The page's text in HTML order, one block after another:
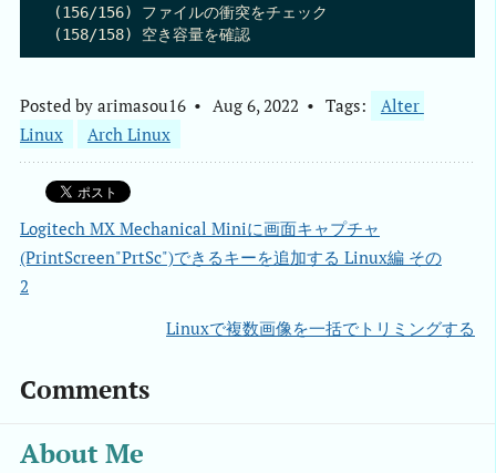
(156/156) ファイルの衝突をチェック
Posted by arimasou16 Aug 6, 2022 Tags:
Alter
Linux
Arch Linux
Logitech MX Mechanical Miniに画面キャプチャ
(PrintScreen"PrtSc")できるキーを追加する Linux編 その
2
Linuxで複数画像を一括でトリミングする
Comments
About Me